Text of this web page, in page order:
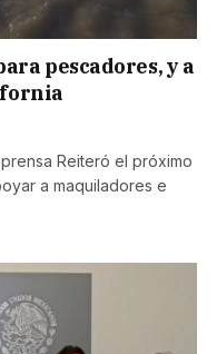
pescadores, y a
Reiteró el próximo
a maquiladores e